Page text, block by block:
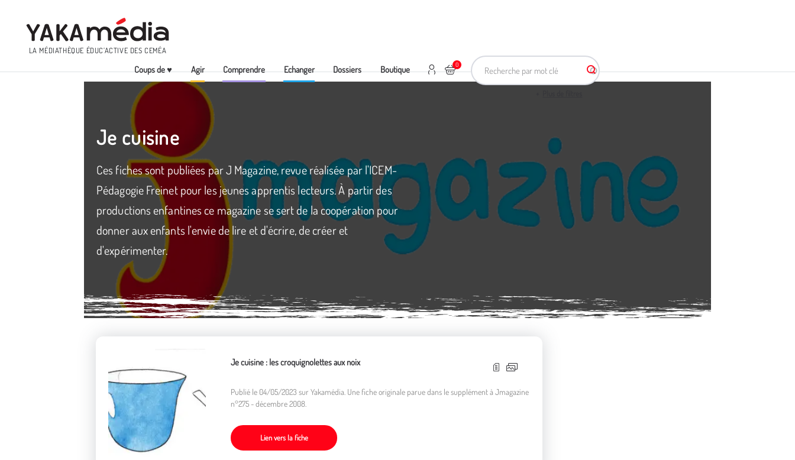
LA MÉDIATHÈQUE ÉDUC’ACTIVE DES CEMÉA
Recherche par mot clé
Menu
Coups de ♥ Agir Comprendre Echanger Dossiers Boutique 0
Ajouter au panier
Mon compte
Je cuisine
Ces fiches sont publiées par J Magazine, revue réalisée par l'ICEM-
Pédagogie Freinet pour les jeunes apprentis lecteurs. À partir des
productions enfantines ce magazine se sert de la coopération pour
donner aux enfants l'envie de lire et d'écrire, de créer et
d'expérimenter.
Je cuisine : les croquignolettes aux noix
Publié le 04/05/2023 sur Yakamédia. Une fiche originale parue dans le supplément à Jmagazine
n°275 - décembre 2008.
Lien vers la fiche